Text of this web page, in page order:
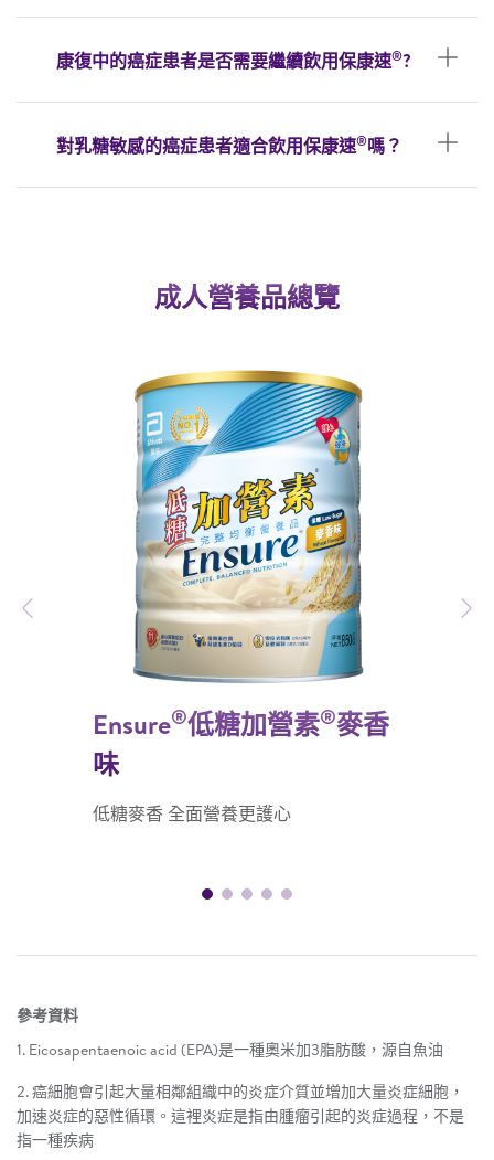
康復中的癌症患者是否需要繼續飲用保康速®?
對乳糖敏感的癌症患者適合飲用保康速®嗎？
成人營養品總覽​
Ensure®低糖加營素®麥香
味
低糖麥香 全面營養更護心
參考資料
1. Eicosapentaenoic acid (EPA)是一種奧米加3脂肪酸，源自魚油
2. 癌細胞會引起大量相鄰組織中的炎症介質並增加大量炎症細胞，
加速炎症的惡性循環。這裡炎症是指由腫瘤引起的炎症過程，不是
指一種疾病